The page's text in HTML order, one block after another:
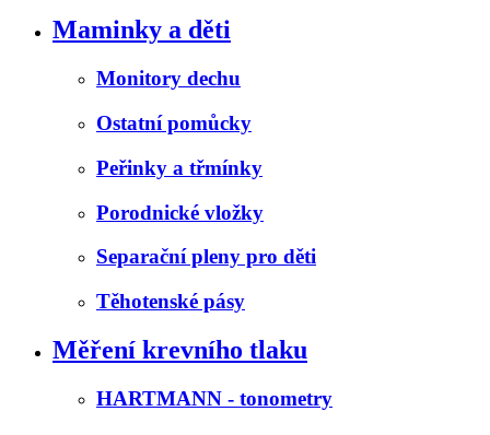
Maminky a děti
Monitory dechu
Ostatní pomůcky
Peřinky a třmínky
Porodnické vložky
Separační pleny pro děti
Těhotenské pásy
Měření krevního tlaku
HARTMANN - tonometry